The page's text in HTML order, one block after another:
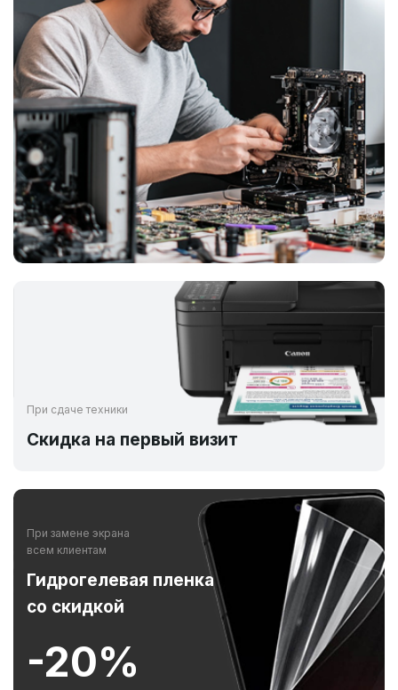
При сдаче техники
Скидка на первый визит
При замене экрана
всем клиентам
Гидрогелевая пленка
со скидкой
-20%